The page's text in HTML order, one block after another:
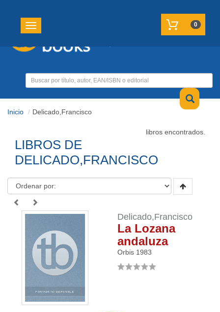
Toggle navigation 0
Inicio Delicado,Francisco
libros encontrados.
LIBROS DE
DELICADO,FRANCISCO
Delicado,Francisco
La Lozana
andaluza
Orbis 1983